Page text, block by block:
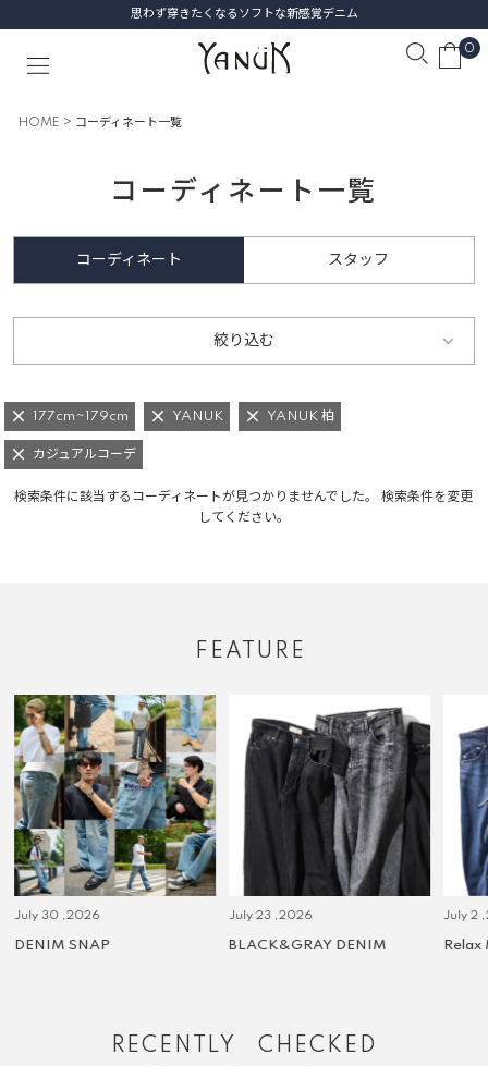
思わず穿きたくなるソフトな新感覚デニム
0
HOME コーディネート一覧
コーディネート一覧
コーディネート スタッフ
絞り込む
177cm~179cm YANUK YANUK 柏
カジュアルコーデ
検索条件に該当するコーディネートが見つかりませんでした。 検索条件を変更
してください。
FEATURE
July 30 ,2026
DENIM SNAP
July 23 ,2026
BLACK&GRAY DENIM
July 2
Relax
RECENTLY CHECKED